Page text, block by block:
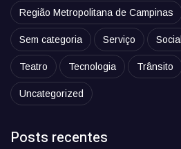
Região Metropolitana de Campinas
Sem categoria Serviço Social
Teatro Tecnologia Trânsito
Uncategorized
Posts recentes